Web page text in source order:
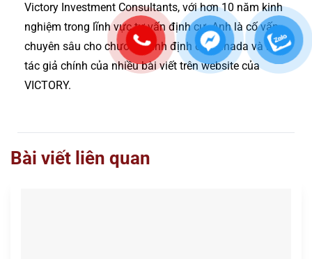
Victory Investment Consultants, với hơn 10 năm kinh
nghiệm trong lĩnh vực tư vấn định cư. Anh là cố vấn
chuyên sâu cho chương trình định cư Canada và là
tác giả chính của nhiều bài viết trên website của
VICTORY.
Bài viết liên quan